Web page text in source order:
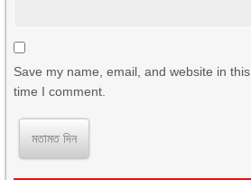
Save my name, email, and website in
time I comment.